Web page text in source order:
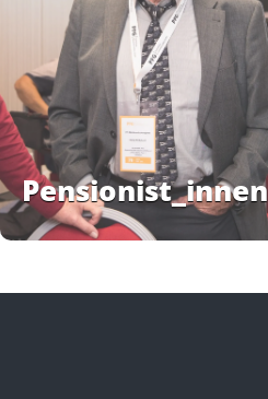
Pensionist_innen